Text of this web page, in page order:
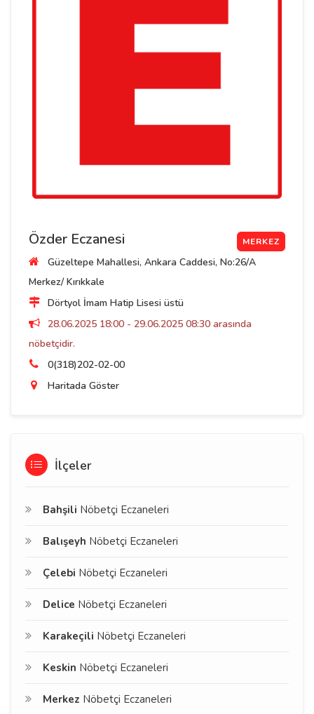
Özder Eczanesi MERKEZ
Güzeltepe Mahallesi, Ankara Caddesi, No:26/A
Merkez/ Kırıkkale
Dörtyol İmam Hatip Lisesi üstü
28.06.2025 18:00 - 29.06.2025 08:30 arasında
nöbetçidir.
0(318)202-02-00
Haritada Göster
İlçeler
Bahşili Nöbetçi Eczaneleri
Balışeyh Nöbetçi Eczaneleri
Çelebi Nöbetçi Eczaneleri
Delice Nöbetçi Eczaneleri
Karakeçili Nöbetçi Eczaneleri
Keskin Nöbetçi Eczaneleri
Merkez Nöbetçi Eczaneleri